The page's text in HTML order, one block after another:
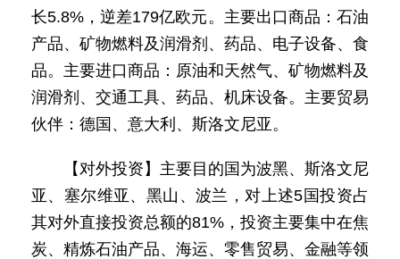
长5.8%，逆差179亿欧元。主要出口商品：石油
产品、矿物燃料及润滑剂、药品、电子设备、食
品。主要进口商品：原油和天然气、矿物燃料及
润滑剂、交通工具、药品、机床设备。主要贸易
伙伴：德国、意大利、斯洛文尼亚。
【对外投资】主要目的国为波黑、斯洛文尼
亚、塞尔维亚、黑山、波兰，对上述5国投资占
其对外直接投资总额的81%，投资主要集中在焦
炭、精炼石油产品、海运、零售贸易、金融等领